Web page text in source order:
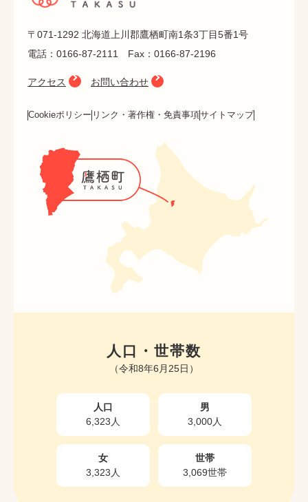
〒071-1292 北海道上川郡鷹栖町南1条3丁目5番1号
電話：0166-87-2111 Fax：0166-87-2196
アクセス お問い合わせ
Cookieポリシー リンク・著作権・免責事項サイトマップ
人口・世帯数
（令和8年6月25日）
人口
6,323人
男
3,000人
女
3,323人
世帯
3,069世帯